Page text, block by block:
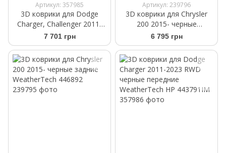
Артикул: 357985
3D коврики для Dodge
Charger, Challenger 2011-
2023 AWD черные
передние WeatherTech HP
7 701 грн
Артикул: 239796
3D коврики для Chrysler
200 2015- черные
передние WeatherTech
446891
6 795 грн